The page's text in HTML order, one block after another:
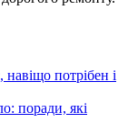
потрібен і
поради, які